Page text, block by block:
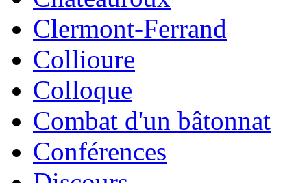
Clermont-Ferrand
Collioure
Colloque
Combat d'un bâtonnat
Conférences